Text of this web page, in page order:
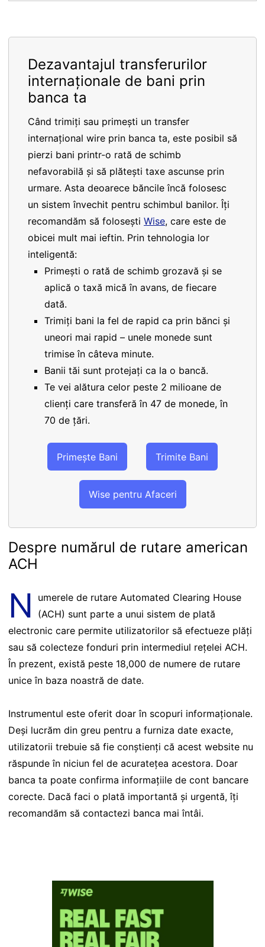
Dezavantajul transferurilor
internaționale de bani prin
banca ta
Când trimiți sau primești un transfer
internațional wire prin banca ta, este posibil să
pierzi bani printr-o rată de schimb
nefavorabilă și să plătești taxe ascunse prin
urmare. Asta deoarece băncile încă folosesc
un sistem învechit pentru schimbul banilor. Îți
recomandăm să folosești Wise, care este de
obicei mult mai ieftin. Prin tehnologia lor
inteligentă:
Primești o rată de schimb grozavă și se
aplică o taxă mică în avans, de fiecare
dată.
Trimiți bani la fel de rapid ca prin bănci și
uneori mai rapid – unele monede sunt
trimise în câteva minute.
Banii tăi sunt protejați ca la o bancă.
Te vei alătura celor peste 2 milioane de
clienți care transferă în 47 de monede, în
70 de țări.
Primește Bani Trimite Bani
Wise pentru Afaceri
Despre numărul de rutare american
ACH
N
umerele de rutare Automated Clearing House
(ACH) sunt parte a unui sistem de plată
electronic care permite utilizatorilor să efectueze plăți
sau să colecteze fonduri prin intermediul rețelei ACH.
În prezent, există peste 18,000 de numere de rutare
unice în baza noastră de date.
Instrumentul este oferit doar în scopuri informaționale.
Deși lucrăm din greu pentru a furniza date exacte,
utilizatorii trebuie să fie conștienți că acest website nu
răspunde în niciun fel de acuratețea acestora. Doar
banca ta poate confirma informațiile de cont bancare
corecte. Dacă faci o plată importantă și urgentă, îți
recomandăm să contactezi banca mai întâi.